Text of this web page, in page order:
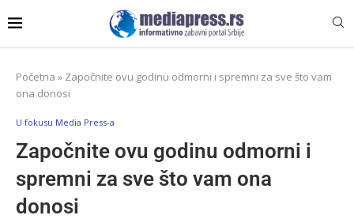
Početna » Započnite ovu godinu odmorni i spremni za sve što vam
ona donosi
U fokusu Media Press-a
Započnite ovu godinu odmorni i
spremni za sve što vam ona
donosi